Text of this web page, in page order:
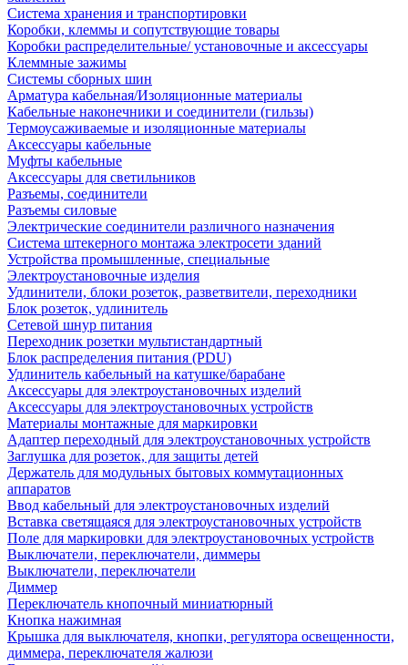
Система хранения и транспортировки
Коробки, клеммы и сопутствующие товары
Коробки распределительные/ установочные и аксессуары
Клеммные зажимы
Системы сборных шин
Арматура кабельная/Изоляционные материалы
Кабельные наконечники и соединители (гильзы)
Термоусаживаемые и изоляционные материалы
Аксессуары кабельные
Муфты кабельные
Аксессуары для светильников
Разъемы, соединители
Разъемы силовые
Электрические соединители различного назначения
Система штекерного монтажа электросети зданий
Устройства промышленные, специальные
Электроустановочные изделия
Удлинители, блоки розеток, разветвители, переходники
Блок розеток, удлинитель
Сетевой шнур питания
Переходник розетки мультистандартный
Блок распределения питания (PDU)
Удлинитель кабельный на катушке/барабане
Аксессуары для электроустановочных изделий
Аксессуары для электроустановочных устройств
Материалы монтажные для маркировки
Адаптер переходный для электроустановочных устройств
Заглушка для розеток, для защиты детей
Держатель для модульных бытовых коммутационных
аппаратов
Ввод кабельный для электроустановочных изделий
Вставка светящаяся для электроустановочных устройств
Поле для маркировки для электроустановочных устройств
Выключатели, переключатели, диммеры
Выключатели, переключатели
Диммер
Переключатель кнопочный миниатюрный
Кнопка нажимная
Крышка для выключателя, кнопки, регулятора освещенности,
диммера, переключателя жалюзи